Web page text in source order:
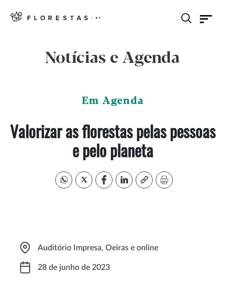
Notícias e Agenda
Em Agenda
Valorizar as florestas pelas pessoas
e pelo planeta
Auditório Impresa, Oeiras e online
28 de junho de 2023